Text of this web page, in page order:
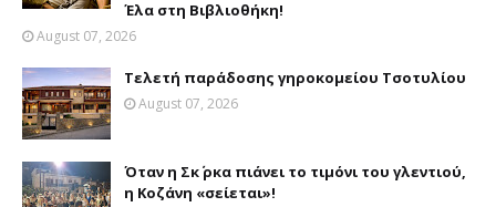
Έλα στη Βιβλιοθήκη!
August 07, 2026
Τελετή παράδοσης γηροκομείου Τσοτυλίου
August 07, 2026
Όταν η Σκ΄ ρκα πιάνει το τιμόνι του γλεντιού,
η Κοζάνη «σείεται»!